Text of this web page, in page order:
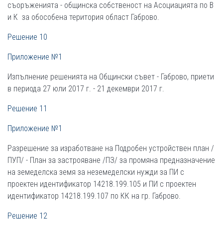
съоръженията - общинска собственост на Асоциацията по В
и К за обособена територия област Габрово.
Решение 10
Приложение №1
Изпълнение решенията на Общински съвет - Габрово, приети
в периода 27 юли 2017 г. - 21 декември 2017 г.
Решение 11
Приложение №1
Разрешение за изработване на Подробен устройствен план /
ПУП/ - План за застрояване /ПЗ/ за промяна предназначение
на земеделска земя за неземеделски нужди за ПИ с
проектен идентификатор 14218.199.105 и ПИ с проектен
идентификатор 14218.199.107 по КК на гр. Габрово.
Решение 12